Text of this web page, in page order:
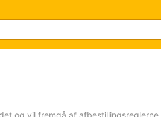
og vil fremgå af afbestillingsreglerne.